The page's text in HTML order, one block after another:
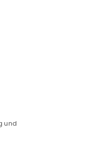
und